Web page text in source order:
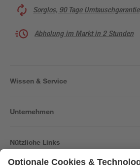
Sorglos, 90 Tage Umtauschgarantie
Abholung im Markt in 2 Stunden
Wissen & Service
Unternehmen
Nützliche Links